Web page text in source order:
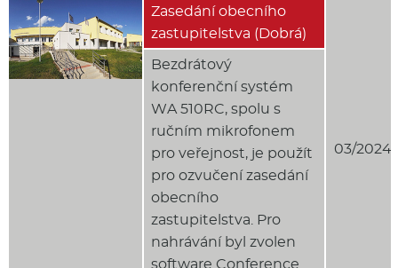
Zasedání obecního
zastupitelstva (Dobrá)
03/2024
Bezdrátový
konferenční systém
WA 510RC, spolu s
ručním mikrofonem
pro veřejnost, je použít
pro ozvučení zasedání
obecního
zastupitelstva. Pro
nahrávání byl zvolen
software Conference